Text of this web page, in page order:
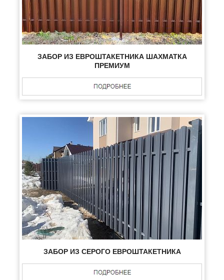
ЗАБОР ИЗ ЕВРОШТАКЕТНИКА ШАХМАТКА
ПРЕМИУМ
ЗАБОР ИЗ СЕРОГО ЕВРОШТАКЕТНИКА